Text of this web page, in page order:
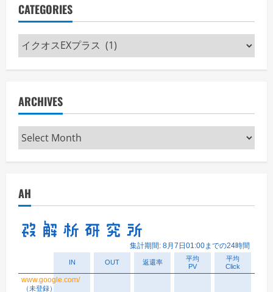
CATEGORIES
Categories
ARCHIVES
Archives
AH